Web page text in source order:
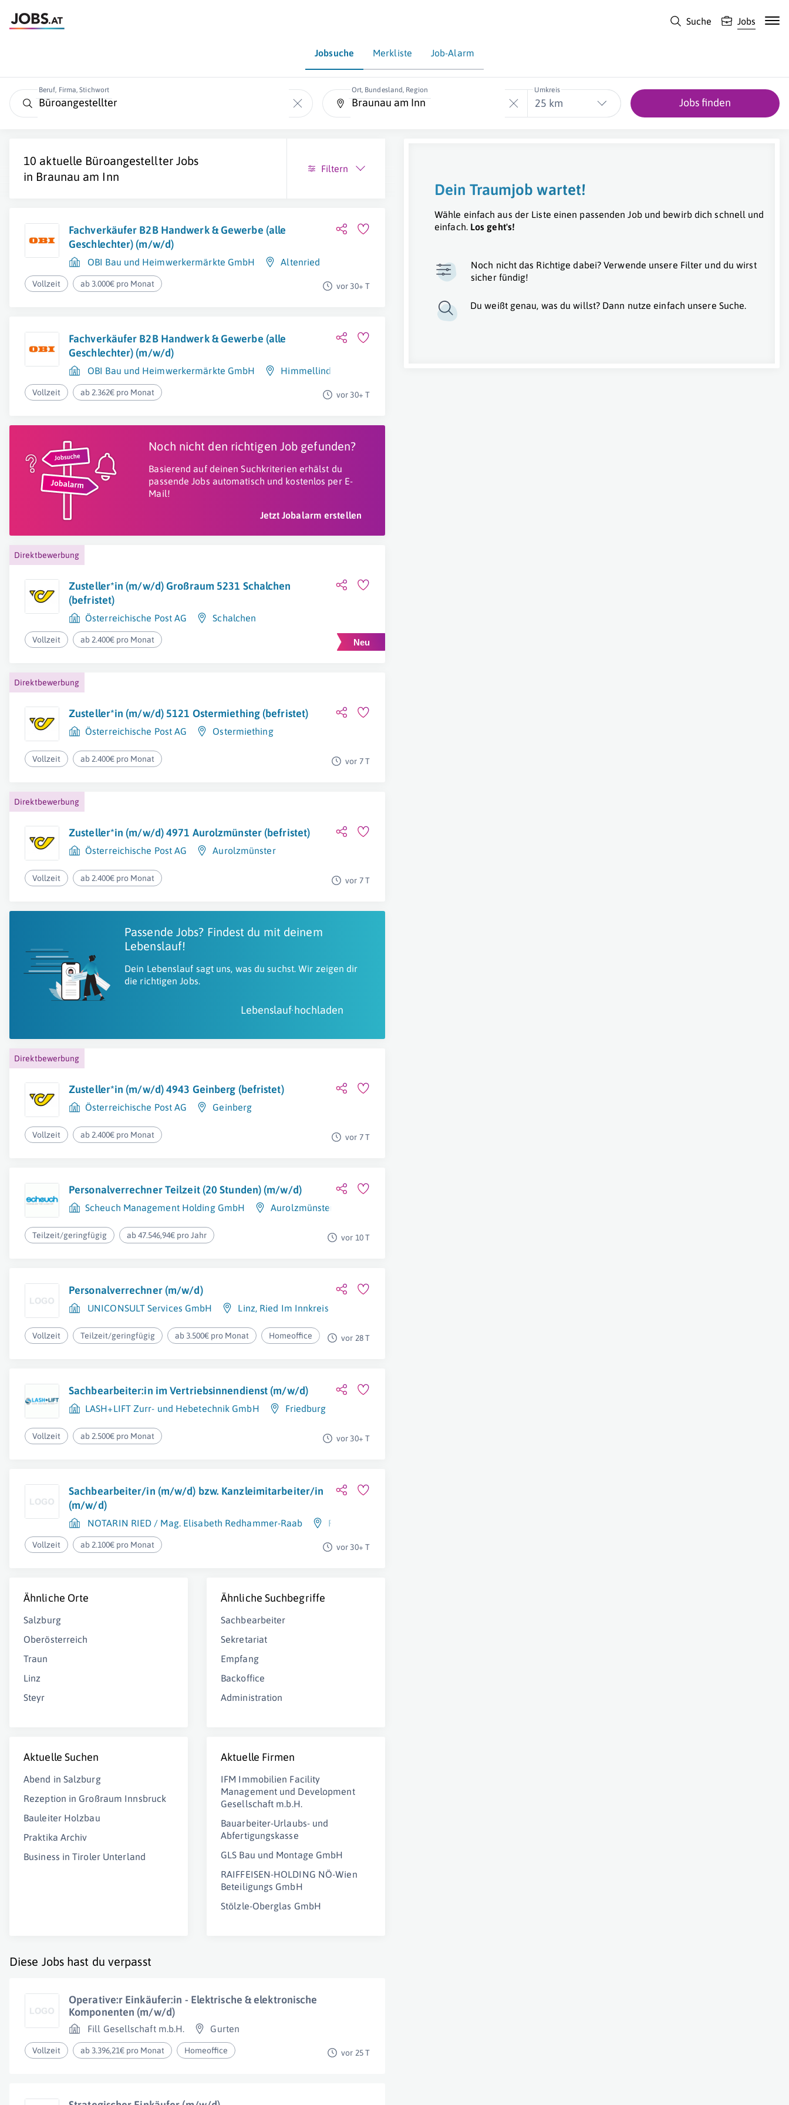
Suche Jobs
Jobsuche Merkliste Job-Alarm
Beruf, Firma, Stichwort Ort, Bundesland, Region Umkreis
25 km Jobs finden
10 aktuelle BüroangestellterJobs
in Braunau am Inn
Filtern
Fachverkäufer B2B Handwerk & Gewerbe (alle
Geschlechter) (m/w/d)
OBI Bau und Heimwerkermärkte GmbH Altenried
Vollzeit ab 3.000€ pro Monat vor 30+ T
Fachverkäufer B2B Handwerk & Gewerbe (alle
Geschlechter) (m/w/d)
OBI Bau und Heimwerkermärkte GmbH Himmellindach
Vollzeit ab 2.362€ pro Monat vor 30+ T
Noch nicht den richtigen Job gefunden?
Basierend auf deinen Suchkriterien erhälst du
passende Jobs automatisch und kostenlos per E-
Mail!
Jetzt Jobalarm erstellen
Direktbewerbung
Zusteller*in (m/w/d) Großraum 5231 Schalchen
(befristet)
Österreichische Post AG Schalchen
Vollzeit ab 2.400€ pro Monat
Direktbewerbung
Zusteller*in (m/w/d) 5121 Ostermiething (befristet)
Österreichische Post AG Ostermiething
Vollzeit ab 2.400€ pro Monat vor 7 T
Direktbewerbung
Zusteller*in (m/w/d) 4971 Aurolzmünster (befristet)
Österreichische Post AG Aurolzmünster
Vollzeit ab 2.400€ pro Monat vor 7 T
Passende Jobs? Findest du mit deinem
Lebenslauf!
Dein Lebenslauf sagt uns, was du suchst. Wir zeigen dir
die richtigen Jobs.
Lebenslauf hochladen
Direktbewerbung
Zusteller*in (m/w/d) 4943 Geinberg (befristet)
Österreichische Post AG Geinberg
Vollzeit ab 2.400€ pro Monat vor 7 T
Personalverrechner Teilzeit (20 Stunden) (m/w/d)
Scheuch Management Holding GmbH Aurolzmünster
Teilzeit/geringfügig ab 47.546,94€ pro Jahr vor 10 T
Personalverrechner (m/w/d)
UNICONSULT Services GmbH Linz, Ried Im Innkreis
Vollzeit Teilzeit/geringfügig ab 3.500€ pro Monat Homeoffice vor 28 T
Sachbearbeiter:in im Vertriebsinnendienst (m/w/d)
LASH+LIFT Zurr- und Hebetechnik GmbH Friedburg
Vollzeit ab 2.500€ pro Monat vor 30+ T
Sachbearbeiter/in (m/w/d) bzw. Kanzleimitarbeiter/in
(m/w/d)
NOTARIN RIED / Mag. Elisabeth Redhammer-Raab Ried Im Innkreis
Vollzeit ab 2.100€ pro Monat vor 30+ T
Ähnliche Orte
Salzburg
Oberösterreich
Traun
Linz
Steyr
Ähnliche Suchbegriffe
Sachbearbeiter
Sekretariat
Empfang
Backoffice
Administration
Aktuelle Suchen
Abend in Salzburg
Rezeption in Großraum Innsbruck
Bauleiter Holzbau
Praktika Archiv
Business in Tiroler Unterland
Aktuelle Firmen
IFM Immobilien Facility
Management und Development
Gesellschaft m.b.H.
Bauarbeiter-Urlaubs- und
Abfertigungskasse
GLS Bau und Montage GmbH
RAIFFEISEN-HOLDING NÖ-Wien
Beteiligungs GmbH
Stölzle-Oberglas GmbH
Diese Jobs hast du verpasst
Operative:r Einkäufer:in - Elektrische & elektronische
Komponenten (m/w/d)
Fill Gesellschaft m.b.H. Gurten
Vollzeit ab 3.396,21€ pro Monat Homeoffice vor 25 T
Dein Traumjob wartet!
Wähle einfach aus der Liste einen passenden Job und bewirb dich schnell und
einfach. Los geht's!
Noch nicht das Richtige dabei? Verwende unsere Filter und du wirst
sicher fündig!
Du weißt genau, was du willst? Dann nutze einfach unsere Suche.